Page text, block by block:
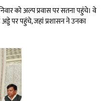
को अल्प प्रवास पर सतना पहुंचे। वे
अड्डे पर पहुंचे, जहां प्रशासन ने उनका